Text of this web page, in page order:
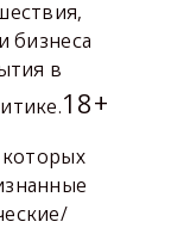
бизнеса
в
18+